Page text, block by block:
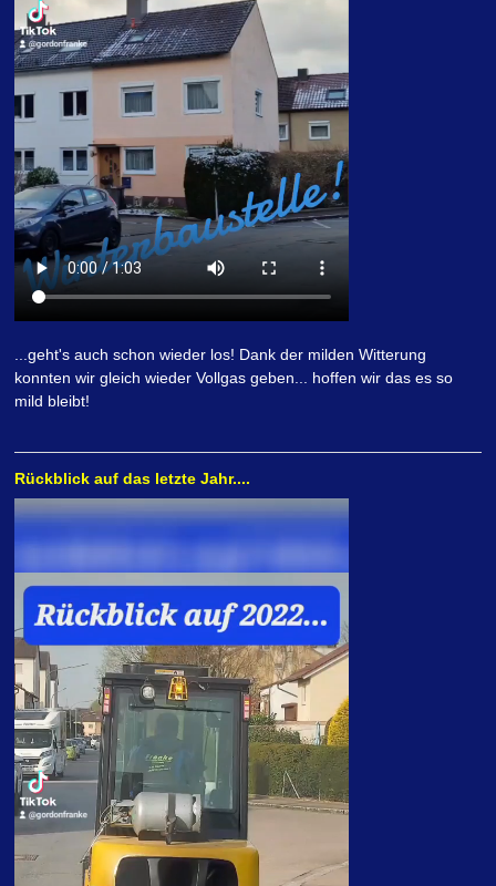
...geht's auch schon wieder los! Dank der milden Witterung
konnten wir gleich wieder Vollgas geben... hoffen wir das es so
mild bleibt!
Rückblick auf das letzte Jahr....